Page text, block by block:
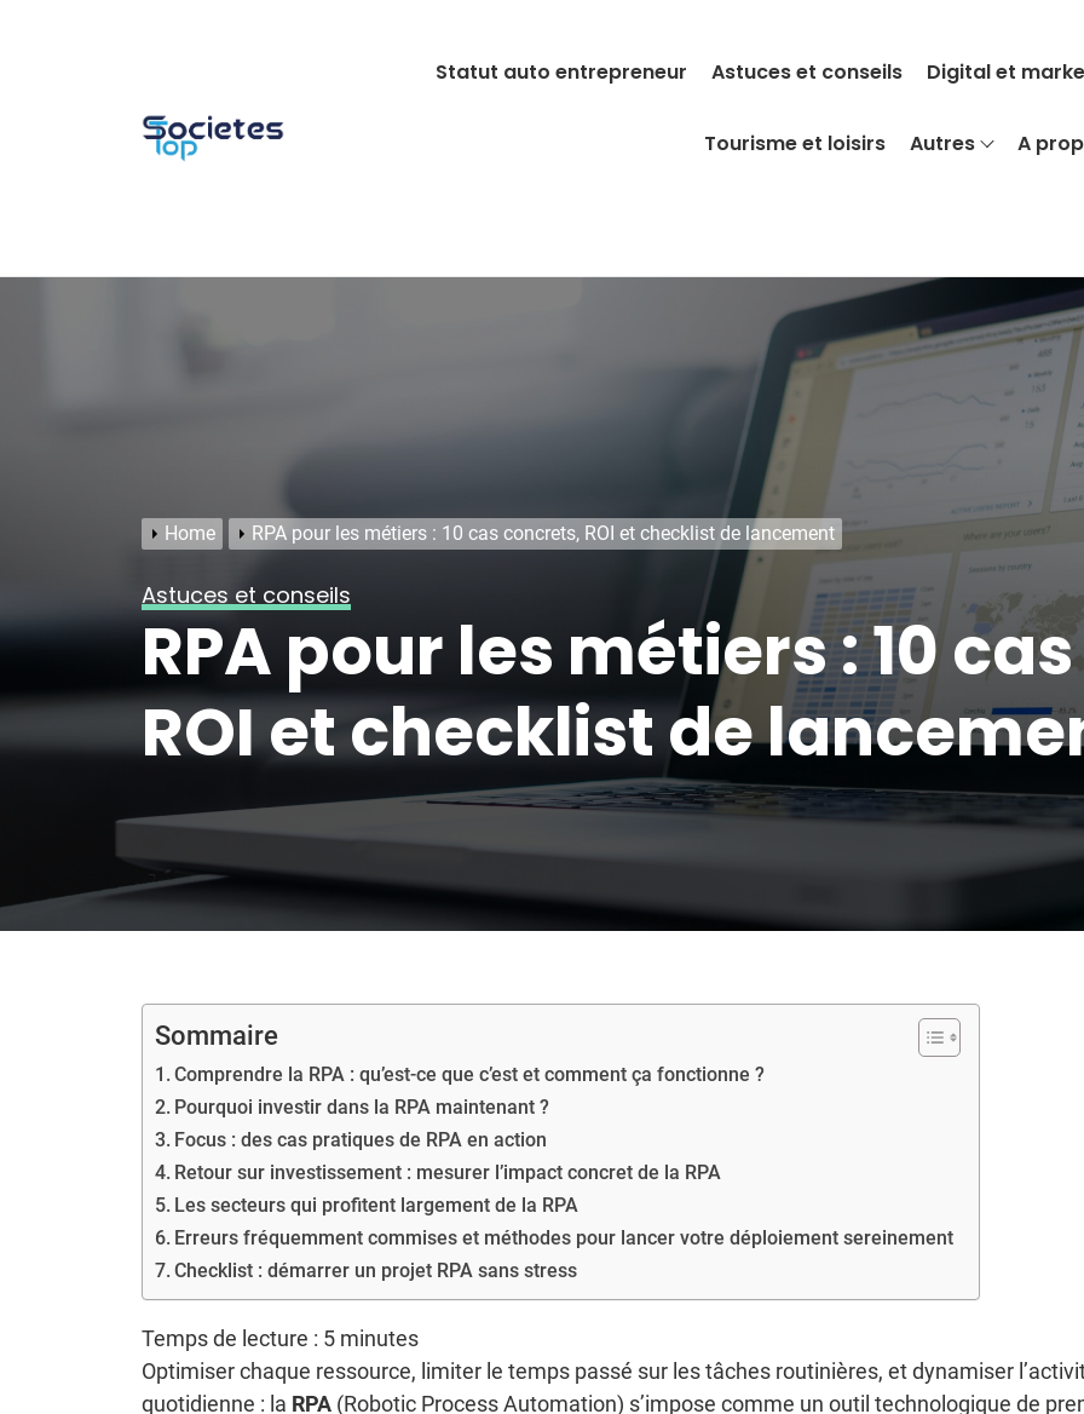
Statut auto entrepreneur Astuces et conseils Digital et
Tourisme et loisirs Autres A
Home RPA pour les métiers : 10 cas concrets, ROI et checklist de lancement
Astuces et conseils
RPA pour les métiers : 10
ROI et checklist de
Sommaire
Comprendre la RPA : qu’est-ce que c’est et comment ça fonctionne ?
Pourquoi investir dans la RPA maintenant ?
Focus : des cas pratiques de RPA en action
Retour sur investissement : mesurer l’impact concret de la RPA
Les secteurs qui profitent largement de la RPA
Erreurs fréquemment commises et méthodes pour lancer votre déploiement sereinement
Checklist : démarrer un projet RPA sans stress
Temps de lecture : 5 minutes
Optimiser chaque ressource, limiter le temps passé sur les tâches routinières, et dynamiser
quotidienne : la RPA (Robotic Process Automation) s’impose comme un outil technologique de